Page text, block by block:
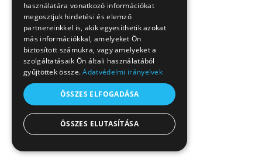
használatára vonatkozó információkat
megosztjuk hirdetési és elemző
partnereinkkel is, akik egyesíthetik azokat
más információkkal, amelyeket Ön
biztosított számukra, vagy amelyeket a
szolgáltatásaik Ön általi használatából
gyűjtöttek össze.Adatvédelmi irányelvek
ÖSSZES ELFOGADÁSA
ÖSSZES ELUTASÍTÁSA